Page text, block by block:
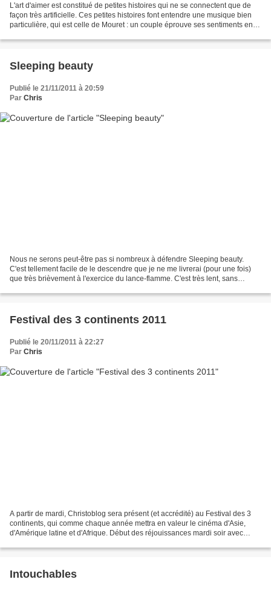
L'art d'aimer est constitué de petites histoires qui ne se connectent que de
façon très artificielle. Ces petites histoires font entendre une musique bien
particulière, qui est celle de Mouret : un couple éprouve ses sentiments en
Sleeping beauty
Publié le 21/11/2011 à 20:59
Par Chris
Nous ne serons peut-être pas si nombreux à défendre Sleeping beauty.
C'est tellement facile de le descendre que je ne me livrerai (pour une fois)
que très brièvement à l'exercice du lance-flamme. C'est très lent, sans
Festival des 3 continents 2011
Publié le 20/11/2011 à 22:27
Par Chris
A partir de mardi, Christoblog sera présent (et accrédité) au Festival des 3
continents, qui comme chaque année mettra en valeur le cinéma d'Asie,
d'Amérique latine et d'Afrique. Début des réjouissances mardi soir avec
Intouchables